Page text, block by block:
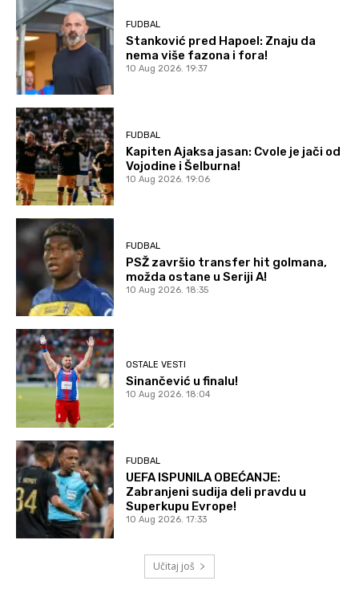
FUDBAL
Stanković pred Hapoel: Znaju da
nema više fazona i fora!
10 Aug 2026. 19:37
FUDBAL
Kapiten Ajaksa jasan: Cvole je jači od
Vojodine i Šelburna!
10 Aug 2026. 19:06
FUDBAL
PSŽ završio transfer hit golmana,
možda ostane u Seriji A!
10 Aug 2026. 18:35
OSTALE VESTI
Sinančević u finalu!
10 Aug 2026. 18:04
FUDBAL
UEFA ISPUNILA OBEĆANJE:
Zabranjeni sudija deli pravdu u
Superkupu Evrope!
10 Aug 2026. 17:33
Učitaj još